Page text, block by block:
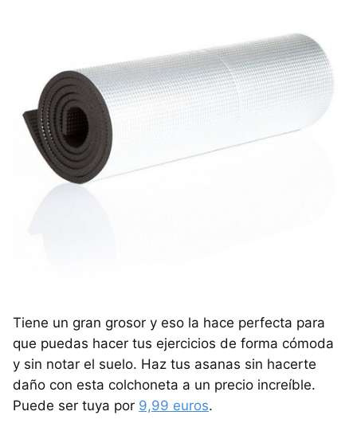
Tiene un gran grosor y eso la hace perfecta para
que puedas hacer tus ejercicios de forma cómoda
y sin notar el suelo. Haz tus asanas sin hacerte
daño con esta colchoneta a un precio increíble.
Puede ser tuya por 9,99 euros.